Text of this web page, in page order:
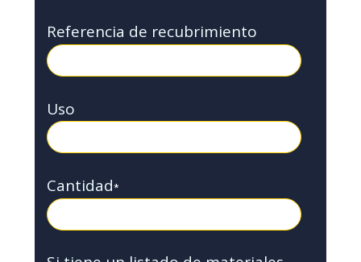
Referencia de recubrimiento
Uso
Cantidad*